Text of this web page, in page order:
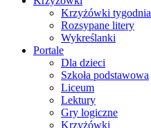
Krzyżówki tygodnia
Rozsypane litery
Wykreślanki
Portale
Dla dzieci
Szkoła podstawowa
Liceum
Lektury
Gry logiczne
Krzyżówki